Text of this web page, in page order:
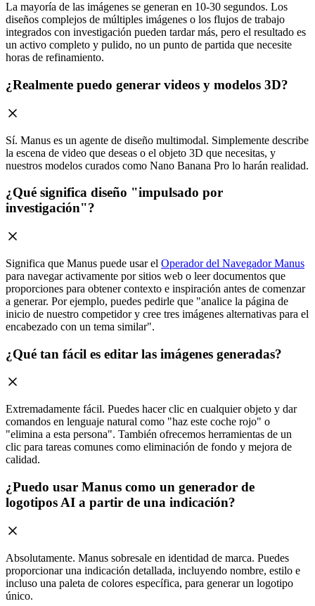
La mayoría de las imágenes se generan en 10-30 segundos. Los
diseños complejos de múltiples imágenes o los flujos de trabajo
integrados con investigación pueden tardar más, pero el resultado es
un activo completo y pulido, no un punto de partida que necesite
horas de refinamiento.
¿Realmente puedo generar videos y modelos 3D?
Sí. Manus es un agente de diseño multimodal. Simplemente describe
la escena de video que deseas o el objeto 3D que necesitas, y
nuestros modelos curados como Nano Banana Pro lo harán realidad.
¿Qué significa diseño "impulsado por
investigación"?
Significa que Manus puede usar el Operador del Navegador Manus
para navegar activamente por sitios web o leer documentos que
proporciones para obtener contexto e inspiración antes de comenzar
a generar. Por ejemplo, puedes pedirle que "analice la página de
inicio de nuestro competidor y cree tres imágenes alternativas para el
encabezado con un tema similar".
¿Qué tan fácil es editar las imágenes generadas?
Extremadamente fácil. Puedes hacer clic en cualquier objeto y dar
comandos en lenguaje natural como "haz este coche rojo" o
"elimina a esta persona". También ofrecemos herramientas de un
clic para tareas comunes como eliminación de fondo y mejora de
calidad.
¿Puedo usar Manus como un generador de
logotipos AI a partir de una indicación?
Absolutamente. Manus sobresale en identidad de marca. Puedes
proporcionar una indicación detallada, incluyendo nombre, estilo e
incluso una paleta de colores específica, para generar un logotipo
único.